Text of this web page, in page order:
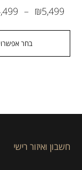
בחר
₪5,499
–
חשבון ואיזור רישי